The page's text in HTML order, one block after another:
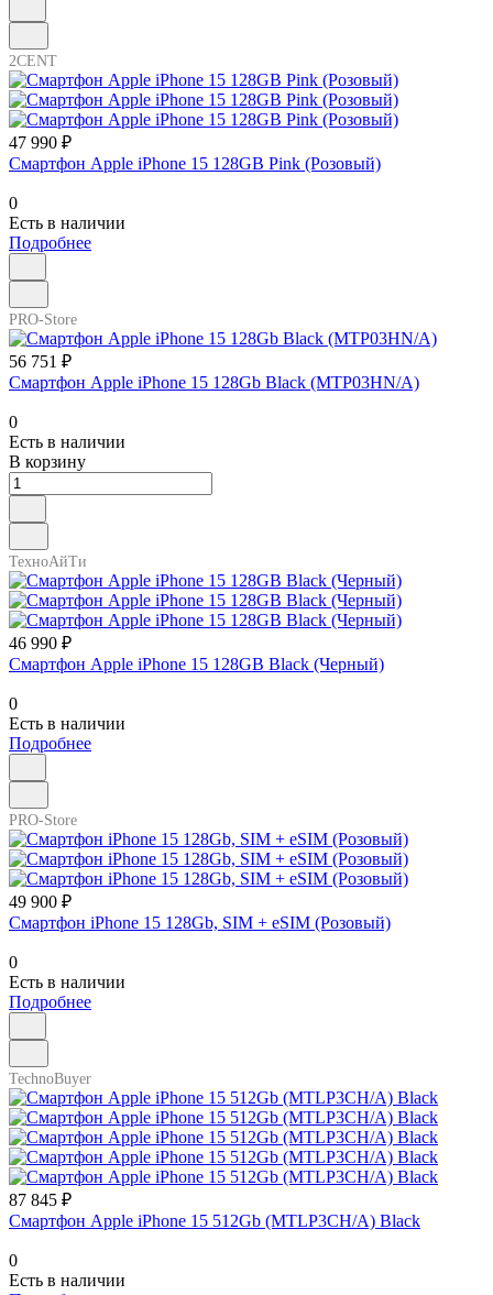
2CENT
47 990 ₽
Смартфон Apple iPhone 15 128GB Pink (Розовый)
0
Есть в наличии
Подробнее
PRO-Store
56 751 ₽
Смартфон Apple iPhone 15 128Gb Black (MTP03HN/A)
0
Есть в наличии
В корзину
ТехноАйТи
46 990 ₽
Смартфон Apple iPhone 15 128GB Black (Черный)
0
Есть в наличии
Подробнее
PRO-Store
49 900 ₽
Смартфон iPhone 15 128Gb, SIM + eSIM (Розовый)
0
Есть в наличии
Подробнее
TechnoBuyer
87 845 ₽
Смартфон Apple iPhone 15 512Gb (MTLP3CH/A) Black
0
Есть в наличии